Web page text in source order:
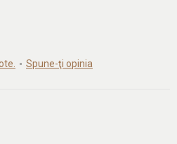
- Spune-ţi opinia